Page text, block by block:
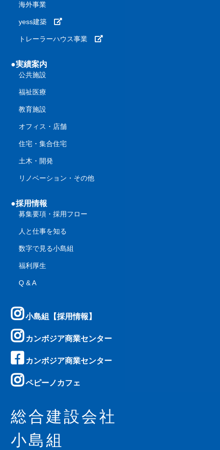
海外事業
yess建築
トレーラーハウス事業
●実績案内
公共施設
福祉医療
教育施設
オフィス・店舗
住宅・集合住宅
土木・開発
リノベーション・その他
●採用情報
募集要項・採用フロー
人と仕事を知る
数字で見る小島組
福利厚生
Q & A
小島組【採用情報】
カンボジア商業センター
カンボジア商業センター
ペピーノカフェ
総合建設会社
小島組